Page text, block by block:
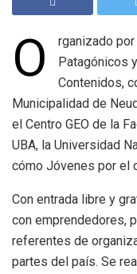
O
rganizado
Patagónicos
Contenidos,
Municipalidad de
el Centro GEO de la
UBA, la Universidad
cómo Jóvenes por el
Con entrada libre y
con emprendedores,
referentes de
partes del país. Se